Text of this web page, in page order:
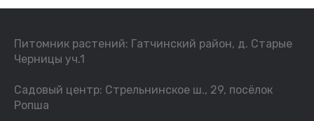
Питомник растений: Гатчинский район, д. Старые
Черницы уч.1
Садовый центр: Стрельнинское ш., 29, посёлок
Ропша